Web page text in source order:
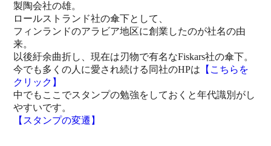
製陶会社の雄。
ロールストランド社の傘下として、
フィンランドのアラビア地区に創業したのが社名の由
来。
以後紆余曲折し、現在は刃物で有名なFiskars社の傘下。
今でも多くの人に愛され続ける同社のHPは 【こちらを
クリック】
中でもここでスタンプの勉強をしておくと年代識別がし
やすいです。
【スタンプの変遷】